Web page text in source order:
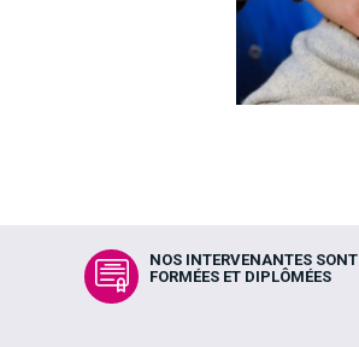
NOS INTERVENANTES SONT
FORMÉES ET DIPLÔMÉES